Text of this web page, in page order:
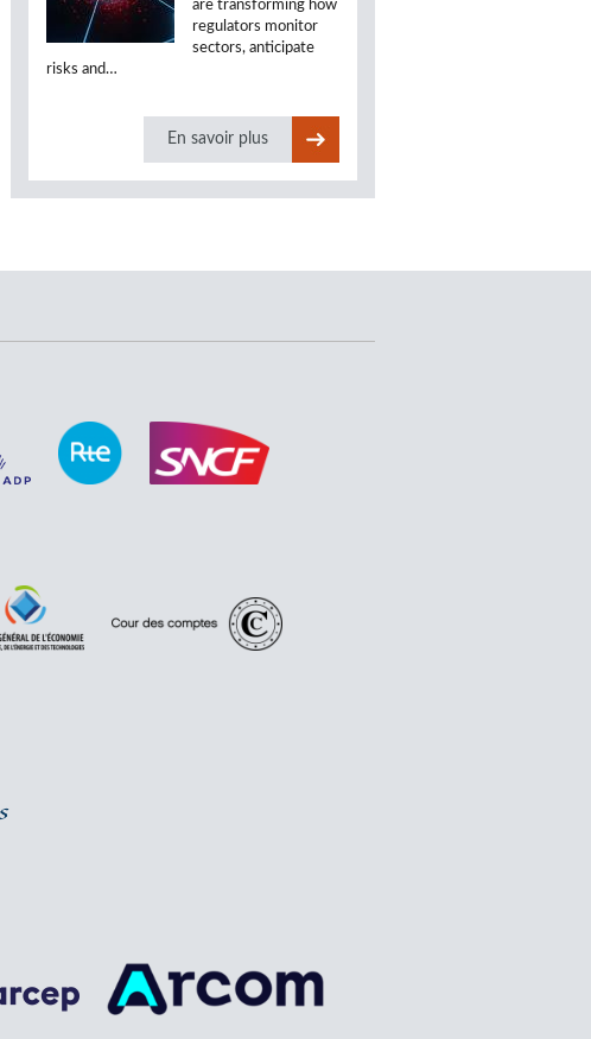
are transforming how
regulators monitor
sectors, anticipate
risks and…
En savoir plus